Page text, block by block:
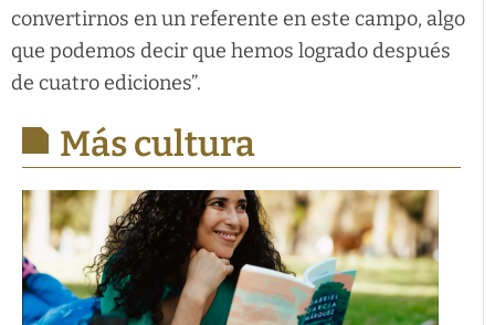
convertirnos en un referente en este campo, algo
que podemos decir que hemos logrado después
de cuatro ediciones”.
Más cultura